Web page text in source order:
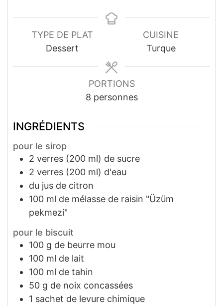
TYPE DE PLAT
Dessert
CUISINE
Turque
PORTIONS
8 personnes
INGRÉDIENTS
pour le sirop
2 verres (200 ml) de sucre
2 verres (200 ml) d'eau
du jus de citron
100 ml de mélasse de raisin "Üzüm
pekmezi"
pour le biscuit
100 g de beurre mou
100 ml de lait
100 ml de tahin
50 g de noix concassées
1 sachet de levure chimique